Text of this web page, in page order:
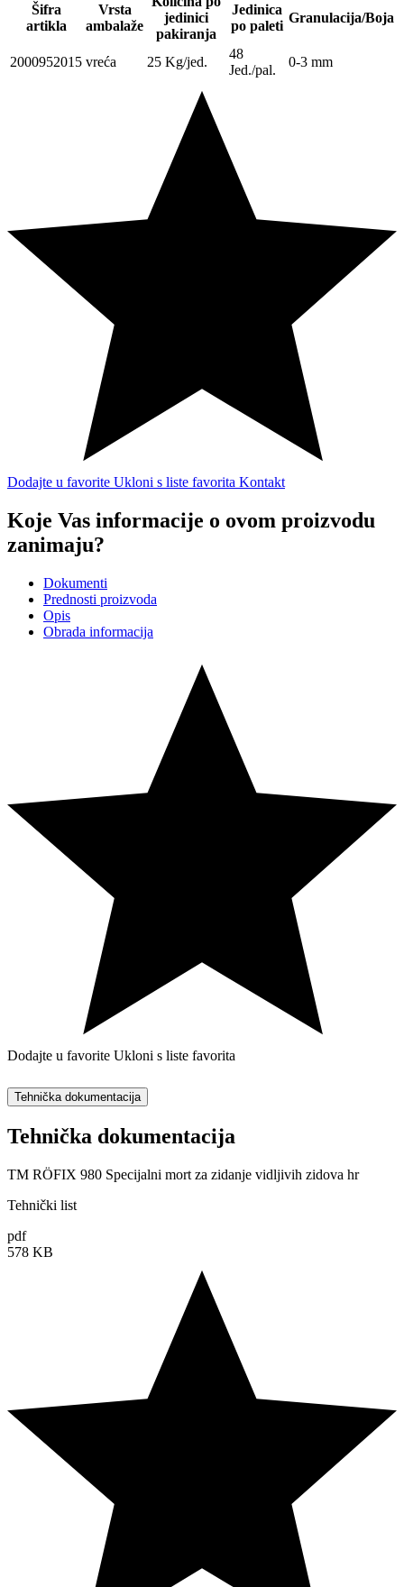
Šifra
artikla
Vrsta
ambalaže
jedinici
pakiranja
Jedinica
po paleti
Granulacija/Boja
2000952015 vreća 25 Kg/jed.
48
Jed./pal.
0-3 mm
Dodajte u favorite Ukloni s liste favorita Kontakt
Koje Vas informacije o ovom proizvodu
zanimaju?
Dokumenti
Prednosti proizvoda
Opis
Obrada informacija
Dodajte u favorite Ukloni s liste favorita
Tehnička dokumentacija
Tehnička dokumentacija
TM RÖFIX 980 Specijalni mort za zidanje vidljivih zidova hr
Tehnički list
pdf
578 KB